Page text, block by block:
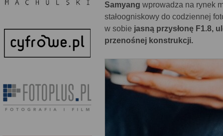
Samyang wprowadza na rynek
stałoogniskowy do codziennej
w sobie jasną przysłonę F1.8,
przenośnej konstrukcji.